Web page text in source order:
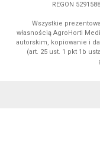
REGON
Wszystkie
własnością AgroHorti
autorskim, kopiowanie i
(art. 25 ust. 1 pkt 1b